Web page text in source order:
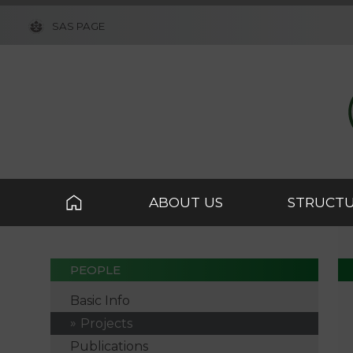
SAS PAGE
ABOUT US
PEOPLE
Basic Info
Projects
Publications